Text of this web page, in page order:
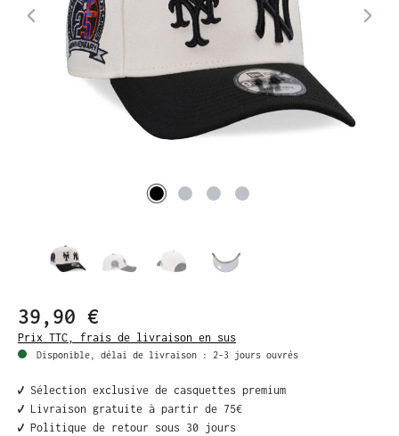
39,90 €
Prix TTC, frais de livraison en sus
Disponible, délai de livraison : 2-3 jours ouvrés
✔️ Sélection exclusive de casquettes premium
✔️ Livraison gratuite à partir de 75€
✔️ Politique de retour sous 30 jours